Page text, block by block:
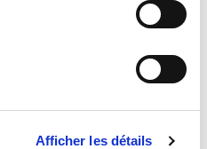
Afficher les détails